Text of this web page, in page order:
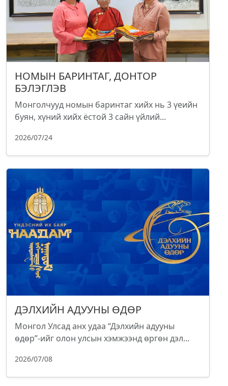
НОМЫН БАРИНТАГ, ДОНТОР
БЭЛЭГЛЭВ
Монголчууд номын баринтаг хийх нь 3 үеийн
буян, хүний хийх ёстой 3 сайн үйлий...
2026/07/24
ДЭЛХИЙН АДУУНЫ ӨДӨР
Монгол Улсад анх удаа “Дэлхийн адууны
өдөр”-ийг олон улсын хэмжээнд өргөн дэл...
2026/07/08